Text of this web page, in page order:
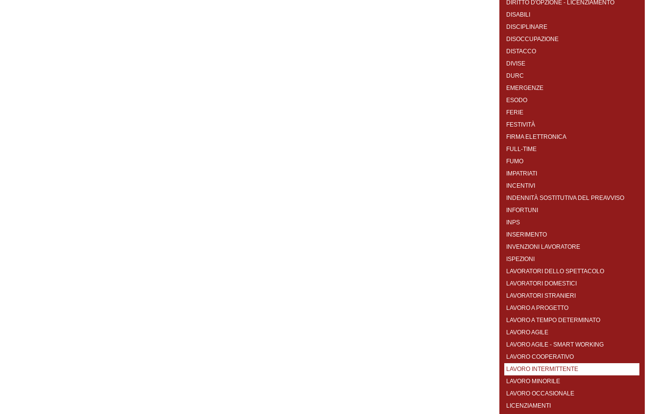
DIRITTO D'OPZIONE - LICENZIAMENTO
DISABILI
DISCIPLINARE
DISOCCUPAZIONE
DISTACCO
DIVISE
DURC
EMERGENZE
ESODO
FERIE
FESTIVITÀ
FIRMA ELETTRONICA
FULL-TIME
FUMO
IMPATRIATI
INCENTIVI
INDENNITÀ SOSTITUTIVA DEL PREAVVISO
INFORTUNI
INPS
INSERIMENTO
INVENZIONI LAVORATORE
ISPEZIONI
LAVORATORI DELLO SPETTACOLO
LAVORATORI DOMESTICI
LAVORATORI STRANIERI
LAVORO A PROGETTO
LAVORO A TEMPO DETERMINATO
LAVORO AGILE
LAVORO AGILE - SMART WORKING
LAVORO COOPERATIVO
LAVORO INTERMITTENTE
LAVORO MINORILE
LAVORO OCCASIONALE
LICENZIAMENTI